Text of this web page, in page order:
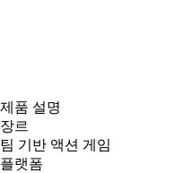
제품 설명
장르
팀 기반 액션 게임
플랫폼